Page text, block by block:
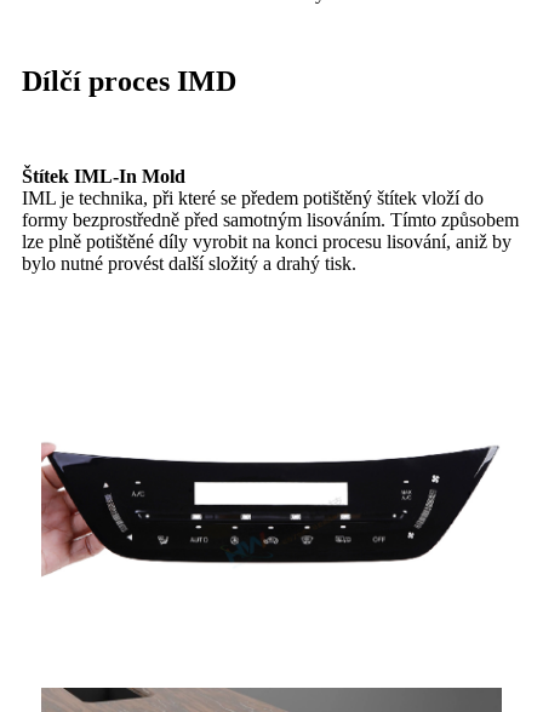
Dílčí proces IMD
Štítek IML-In Mold
IML je technika, při které se předem potištěný štítek vloží do
formy bezprostředně před samotným lisováním. Tímto způsobem
lze plně potištěné díly vyrobit na konci procesu lisování, aniž by
bylo nutné provést další složitý a drahý tisk.